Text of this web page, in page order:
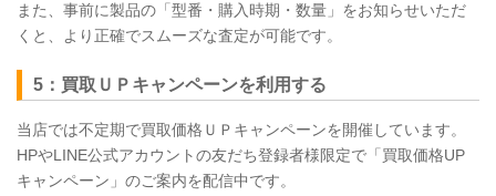
また、事前に製品の「型番・購入時期・数量」をお知らせいただ
くと、より正確でスムーズな査定が可能です。
5：買取ＵＰキャンペーンを利用する
当店では不定期で買取価格ＵＰキャンペーンを開催しています。
HPやLINE公式アカウントの友だち登録者様限定で「買取価格UP
キャンペーン」のご案内を配信中です。